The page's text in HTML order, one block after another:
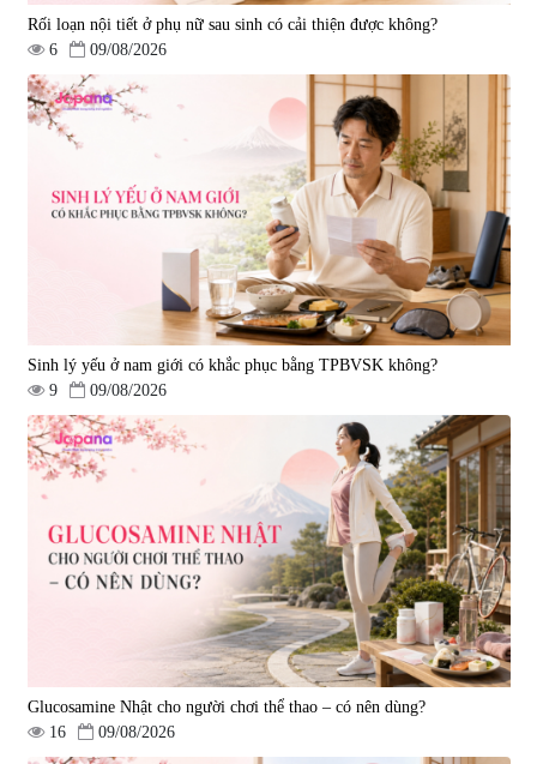
Super Glucosamine DX Hokoen
300 viên
456
Yoro Factory Kyoto Has 50EX
Plus 30 viên
Rối loạn nội tiết ở phụ nữ sau sinh có cải thiện được không?
6
09/08/2026
Sinh lý yếu ở nam giới có khắc phục bằng TPBVSK không?
9
09/08/2026
Glucosamine Nhật cho người chơi thể thao – có nên dùng?
16
09/08/2026